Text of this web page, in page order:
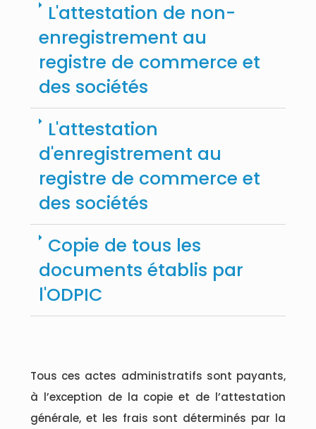
L'attestation de non-
enregistrement au
registre de commerce et
des sociétés
L'attestation
d'enregistrement au
registre de commerce et
des sociétés
Copie de tous les
documents établis par
l'ODPIC
Tous ces actes administratifs sont payants,
à l’exception de la copie et de l’attestation
générale, et les frais sont déterminés par la